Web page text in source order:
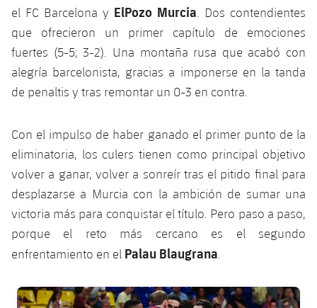
Instalaciones
Spotify Camp Nou
Palau Blaugrana
Estadi Johan Cruyff
Barça Cafe
Ciutat Esportiva
La Masia
plusicon
más
Servicios
Servicios Médicos
Accesibilidad
plusicon
más
Acreditaciones
Instalaciones
el FC Barcelona y ElPozo Murcia . Dos contendientes
que ofrecieron un primer capítulo de emociones
fuertes (5-5; 3-2). Una montaña rusa que acabó con
alegría barcelonista, gracias a imponerse en la tanda
de penaltis y tras remontar un 0-3 en contra.
Con el impulso de haber ganado el primer punto de la
eliminatoria, los culers tienen como principal objetivo
volver a ganar, volver a sonreír tras el pitido final para
desplazarse a Murcia con la ambición de sumar una
victoria más para conquistar el título. Pero paso a paso,
porque el reto más cercano es el segundo
enfrentamiento en el Palau Blaugrana
FC Barcelona club badge